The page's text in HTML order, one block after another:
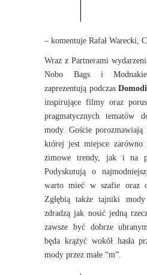
– komentuje Rafał Warecki,
Wraz z Partnerami
Nobo Bags i
zaprezentują podczasDomodi
inspirujące filmy oraz
pragmatycznych tematów
mody. Goście
której jest miejsce zarówno
zimowe trendy, jak i na
Podyskutują o
warto mieć w szafie oraz
Zgłębią także tajniki
zdradzą jak nosić jedną
zawsze być dobrze
będa krążyć wokół hasła
mody przez małe “m”.